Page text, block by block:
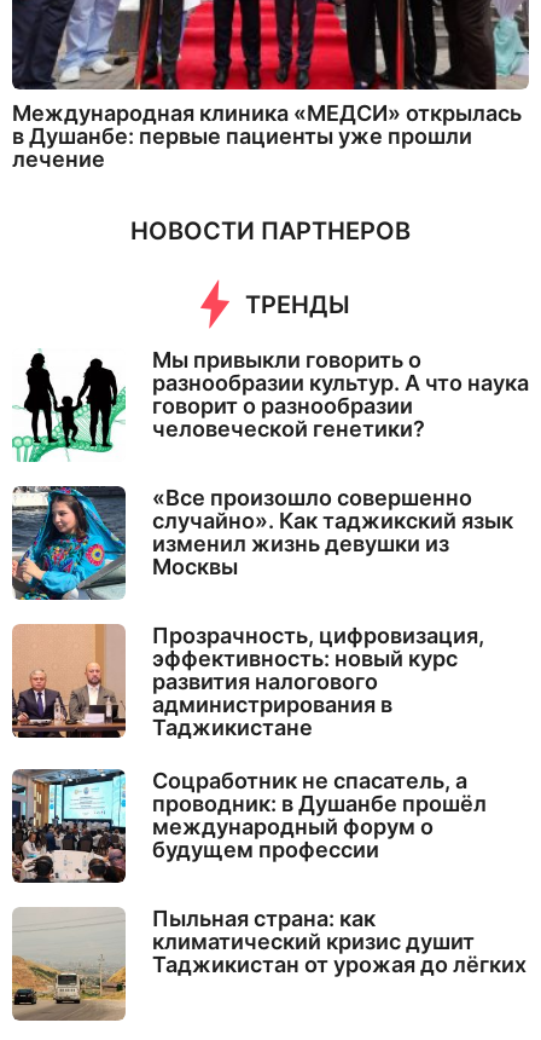
Международная клиника «МЕДСИ» открылась
в Душанбе: первые пациенты уже прошли
лечение
НОВОСТИ ПАРТНЕРОВ
ТРЕНДЫ
Мы привыкли говорить о
разнообразии культур. А что наука
говорит о разнообразии
человеческой генетики?
«Все произошло совершенно
случайно». Как таджикский язык
изменил жизнь девушки из
Москвы
Прозрачность, цифровизация,
эффективность: новый курс
развития налогового
администрирования в
Таджикистане
Соцработник не спасатель, а
проводник: в Душанбе прошёл
международный форум о
будущем профессии
Пыльная страна: как
климатический кризис душит
Таджикистан от урожая до лёгких